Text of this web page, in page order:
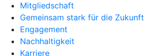
Mitgliedschaft
Gemeinsam stark für die Zukunft
Engagement
Nachhaltigkeit
Karriere